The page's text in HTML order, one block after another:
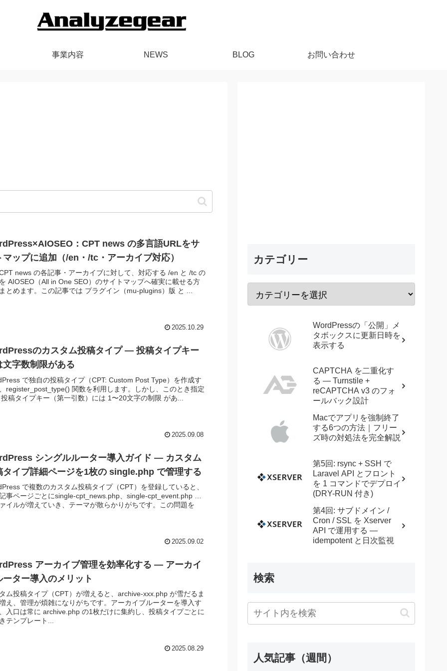
事業内容 NEWS BLOG お問い合わせ
：CPT news の多言語URLをサ
マップに追加（/en・/tc・アーカイブ対応）
news の各記事・アーカイブに対して、対応する /en と /tc の
AIOSEO（All in One SEO）のサイトマップへ確実に載せる方
とめます。この記事では プラグイン（mu-plugins）版 と ...
2025.10.29
のカスタム投稿タイプ ― 投稿タイプキー
文字数制限がある
で独自の投稿タイプ（CPT: Custom Post Type）を作成す
register_post_type() 関数を利用します。しかし、このとき指定
稿タイプキー（第一引数）には 1〜20文字の制限 があ...
2025.09.08
シングルルーター導入ガイド ― カスタム
タイプ詳細ページを1枚の single.php で管理する
で複数のカスタム投稿タイプ（CPT）を登録していると、
事ページごとにsingle-cpt_news.php、single-cpt_event.php …
イルが増えていき、テーマが散らかりがちです。この問題を
2025.09.02
アーカイブ管理を効率化する ― アーカイ
ーター導入のメリット
ム投稿タイプ（CPT）が増えると、archive-xxx.php が雪だるま
え、管理が煩雑になりがちです。アーカイブルーターを導入す
入口は常に archive.php の1枚だけに集約し、投稿タイプごとに
テンプレート...
2025.08.29
カテゴリー
WordPressの「公開」メ
タボックスに更新日時を
表示する
CAPTCHA を二重化す
る — Turnstile +
reCAPTCHA v3 のフォ
ールバック設計
Macでアプリを強制終了
する6つの方法｜フリー
ズ時の対処法を完全解説
第5回: rsync + SSH で
Laravel API とフロント
を 1 コマンドでデプロイ
(DRY-RUN 付き)
第4回: サブドメイン /
Cron / SSL を Xserver
API で運用する —
idempotent と日次監視
検索
人気記事（週間）